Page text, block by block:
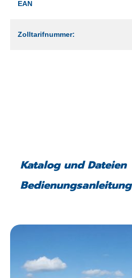
EAN
Zolltarifnummer:
Katalog und Dateien
Bedienungsanleitung